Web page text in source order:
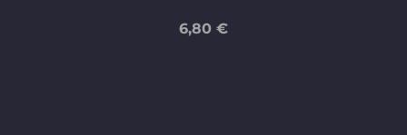
6,80 €